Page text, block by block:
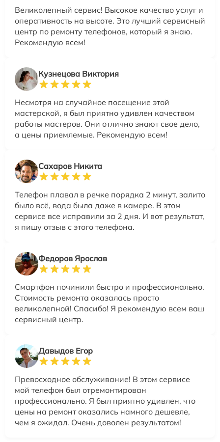
Великолепный сервис! Высокое качество услуг и
оперативность на высоте. Это лучший сервисный
центр по ремонту телефонов, который я знаю.
Рекомендую всем!
Кузнецова Виктория
Несмотря на случайное посещение этой
мастерской, я был приятно удивлен качеством
работы мастеров. Они отлично знают свое дело,
а цены приемлемые. Рекомендую всем!
Сахаров Никита
Телефон плавал в речке порядка 2 минут, залито
было всё, вода была даже в камере. В этом
сервисе все исправили за 2 дня. И вот результат,
я пишу отзыв с этого телефона.
Федоров Ярослав
Смартфон починили быстро и профессионально.
Стоимость ремонта оказалась просто
великолепной! Спасибо! Я рекомендую всем ваш
сервисный центр.
Давыдов Егор
Превосходное обслуживание! В этом сервисе
мой телефон был отремонтирован
профессионально. Я был приятно удивлен, что
цены на ремонт оказались намного дешевле,
чем я ожидал. Очень доволен результатом!